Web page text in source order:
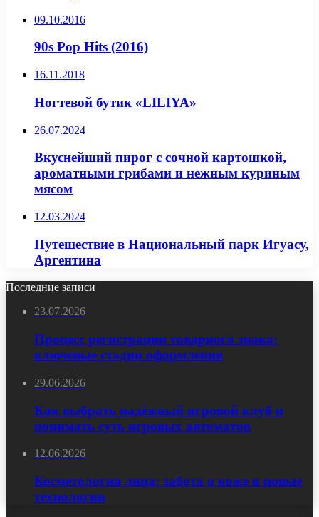
09.10.2016
90s Pop Hits (2016)
16.11.2018
Ногтевой бутик «LILIYA»
26.07.2024
Вкуснейший пирог с сочной картошкой,
ароматными грибами и нежным куриным
мясом
12.03.2024
Путешествие в Национальный парк Игуасу,
Аргентина
Последние записи
23.07.2026
Процесс регистрации товарного знака:
ключевые стадии оформления
29.06.2026
Как выбрать надёжный игровой клуб и
понимать суть игровых автоматов
12.06.2026
Косметология лица: забота о коже и новые
технологии